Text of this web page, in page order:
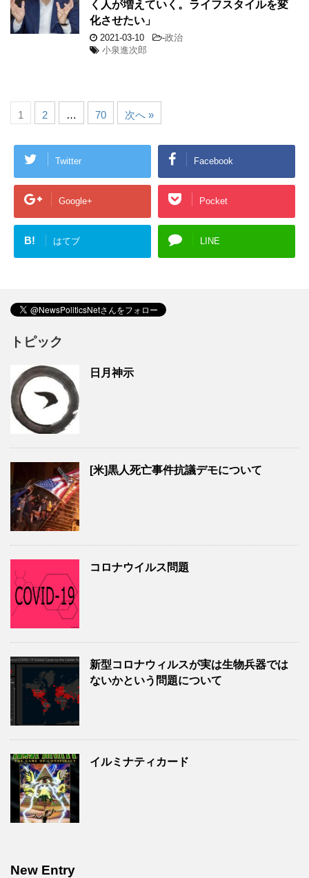
く人が増えていく。ライフスタイルを変
化させたい」
2021-03-10 -政治
小泉進次郎
1 2 … 70 次へ »
Twitter Facebook
Google+ Pocket
B! はてブ LINE
トピック
日月神示
[米]黒人死亡事件抗議デモについて
コロナウイルス問題
新型コロナウィルスが実は生物兵器では
ないかという問題について
イルミナティカード
New Entry